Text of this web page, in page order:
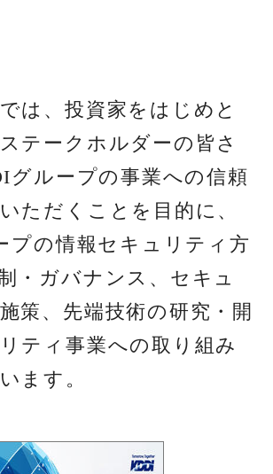
は、投資家をはじめと
テークホルダーの皆さ
グループの事業への信頼
ただくことを目的に、
プの情報セキュリティ方
・ガバナンス、セキュ
策、先端技術の研究・開
ティ事業への取り組み
ます。